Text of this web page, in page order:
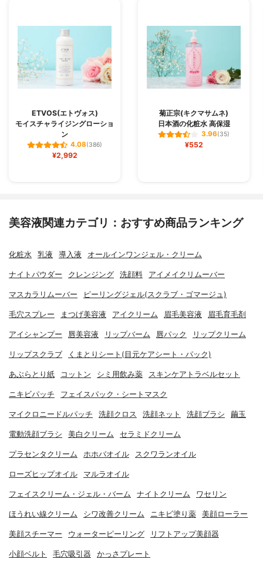
ETVOS(エトヴォス)
モイスチャライジングローショ
ン
4.08(386)
¥2,992
菊正宗(キクマサムネ)
日本酒の化粧水 高保湿
3.96(35)
¥552
美容液関連カテゴリ：おすすめ商品ランキング
化粧水 乳液 導入液 オールインワンジェル・クリーム
ナイトパウダー クレンジング 洗顔料 アイメイクリムーバー
マスカラリムーバー ピーリングジェル(スクラブ・ゴマージュ)
毛穴スプレー まつげ美容液 アイクリーム 眉毛美容液 眉毛育毛剤
アイシャンプー 唇美容液 リップバーム 唇パック リップクリーム
リップスクラブ くまとりシート(目元ケアシート・パック)
あぶらとり紙 コットン シミ用飲み薬 スキンケアトラベルセット
ニキビパッチ フェイスパック・シートマスク
マイクロニードルパッチ 洗顔クロス 洗顔ネット 洗顔ブラシ 繭玉
電動洗顔ブラシ 美白クリーム セラミドクリーム
プラセンタクリーム ホホバオイル スクワランオイル
ローズヒップオイル マルラオイル
フェイスクリーム・ジェル・バーム ナイトクリーム ワセリン
ほうれい線クリーム シワ改善クリーム ニキビ塗り薬 美顔ローラー
美顔スチーマー ウォーターピーリング リフトアップ美顔器
小顔ベルト 毛穴吸引器 かっさプレート